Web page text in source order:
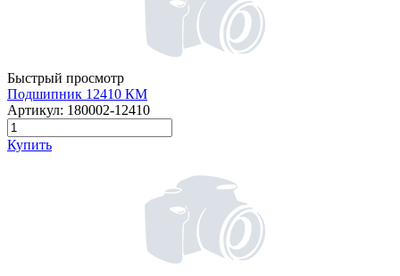
Быстрый просмотр
Подшипник 12410 КМ
Артикул: 180002-12410
Купить